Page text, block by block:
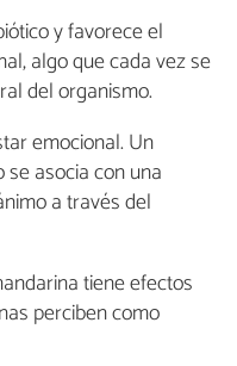
y favorece el
algo que cada vez se
del organismo.
emocional. Un
asocia con una
a través del
tiene efectos
perciben como